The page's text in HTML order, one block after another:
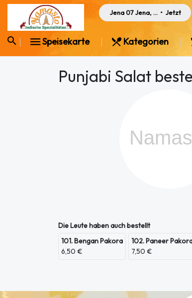
Jena 07 Jena, Germany
• Jetzt
Speisekarte Kategorien
Punjabi Salat
Die Leute haben auch bestellt
101. Bengan Pakora
6,50 €
102. Paneer
7,50 €